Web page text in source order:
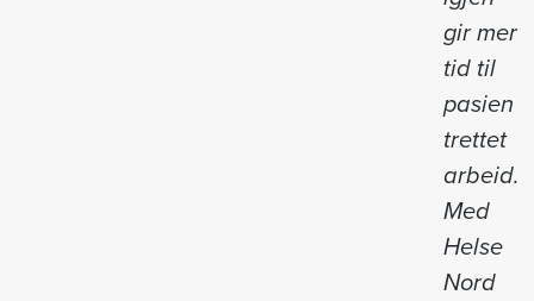
gir mer
tid til
pasien
trettet
arbeid.
Med
Helse
Nord